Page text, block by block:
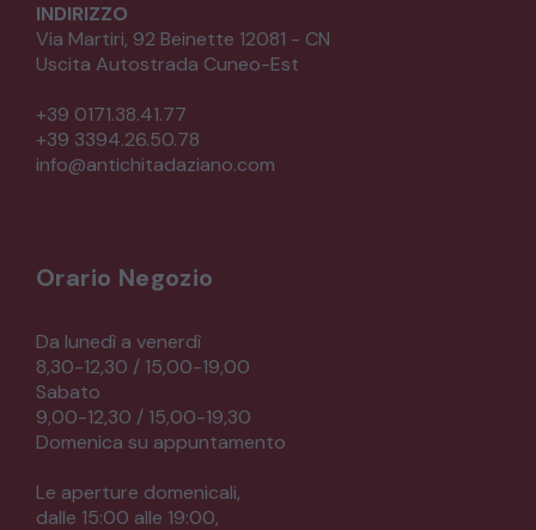
SEDIE POLTRONE DIVANI
CREDENZE – DOPPI CORPI – BUFFET
ARREDO DA GIARDINO
DECORAZIONI OGGETTISTICA ILLUMINAZIONE
INDIRIZZO
Via Martiri, 92 Beinette 12081 - CN
Uscita Autostrada Cuneo-Est
+39 0171.38.41.77
+39 3394.26.50.78
info@antichitadaziano.com
Orario Negozio
Da lunedì a venerdì
8,30-12,30 / 15,00-19,00
Sabato
9,00-12,30 / 15,00-19,30
Domenica su appuntamento
Le aperture domenicali,
dalle 15:00 alle 19:00,